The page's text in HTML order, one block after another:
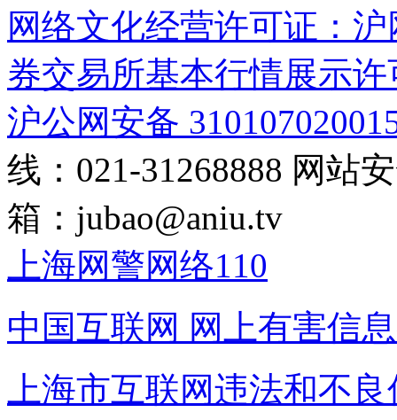
网络文化经营许可证：
券交易所基本行情展示许
沪公网安备
线：021-31268888 网站
箱： jubao@aniu.tv
上海网警网络110
中国互联网 网上有害信
上海市互联网违法和不